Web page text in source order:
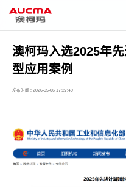
澳柯玛入选2025年
型应用案例
发布时间 : 2026-05-06 17:27:49